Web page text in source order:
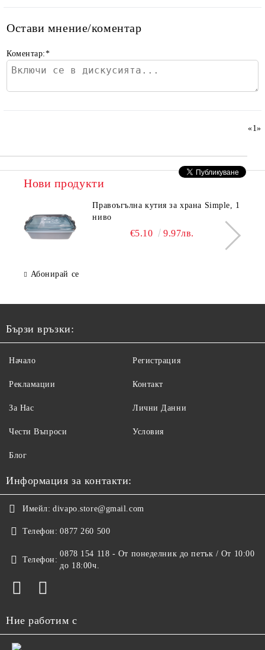
Остави мнение/коментар
Коментар:*
«1»
Нови продукти
Правоъгълна кутия за храна Simple, 1
ниво
€5.10 9.97лв.
Абонирай се
Бързи връзки:
Начало
Рекламации
За Нас
Чести Въпроси
Регистрация
Контакт
Лични Данни
Условия
Блог
Информация за контакти:
Имейл: divapo.store@gmail.com
Телефон: 0877 260 500
Телефон:
0878 154 118 - От понеделник до петък / От 10:00
до 18:00ч.
Ние работим с